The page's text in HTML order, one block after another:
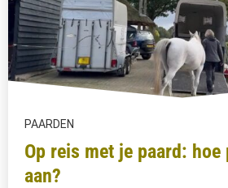
PAARDEN
Op reis met je paard: hoe
aan?